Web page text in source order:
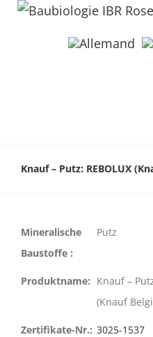
Knauf – Putz: REBOLUX
Mineralische
Baustoffe :
Putz
Produktname: Knauf –
(Knauf
Zertifikate-Nr.: 3025-1537